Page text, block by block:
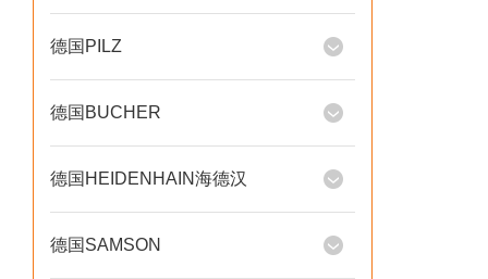
德国PILZ
德国BUCHER
德国HEIDENHAIN海德汉
德国SAMSON